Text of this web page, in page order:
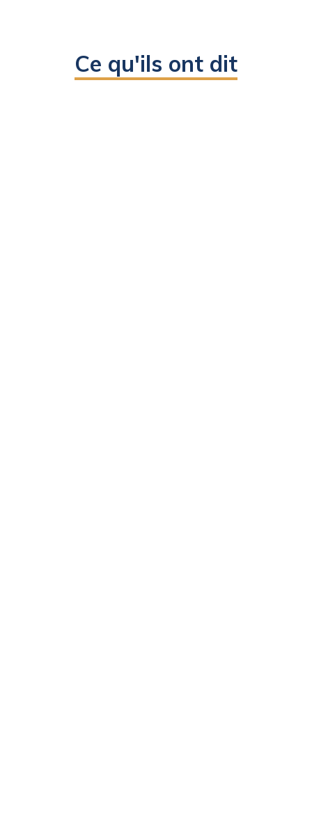
Ce qu'ils ont dit